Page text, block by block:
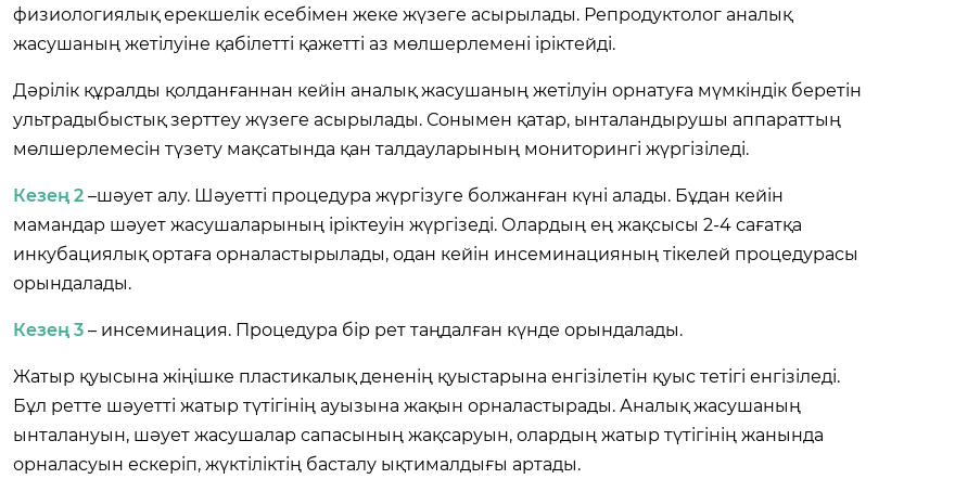
физиологиялық ерекшелік есебімен жеке жүзеге асырылады. Репродуктолог аналық
жасушаның жетілуіне қабілетті қажетті аз мөлшерлемені іріктейді.
Дәрілік құралды қолданғаннан кейін аналық жасушаның жетілуін орнатуға мүмкіндік беретін
ультрадыбыстық зерттеу жүзеге асырылады. Сонымен қатар, ынталандырушы аппараттың
мөлшерлемесін түзету мақсатында қан талдауларының мониторингі жүргізіледі.
Кезең 2 –шәует алу. Шәуетті процедура жүргізуге болжанған күні алады. Бұдан кейін
мамандар шәует жасушаларының іріктеуін жүргізеді. Олардың ең жақсысы 2-4 сағатқа
инкубациялық ортаға орналастырылады, одан кейін инсеминацияның тікелей процедурасы
орындалады.
Кезең 3 – инсеминация. Процедура бір рет таңдалған күнде орындалады.
Жатыр қуысына жіңішке пластикалық дененің қуыстарына енгізілетін қуыс тетігі енгізіледі.
Бұл ретте шәуетті жатыр түтігінің ауызына жақын орналастырады. Аналық жасушаның
ынталануын, шәует жасушалар сапасының жақсаруын, олардың жатыр түтігінің жанында
орналасуын ескеріп, жүктіліктің басталу ықтималдығы артады.